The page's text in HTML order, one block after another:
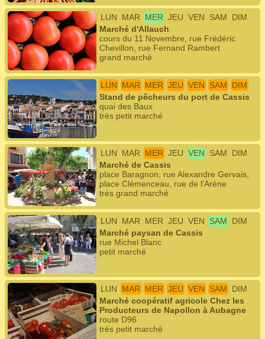
LUN MAR MER JEU VEN SAM
DIM
Marché d'Allauch
cours du 11 Novembre, rue Frédéric
Chevillon, rue Fernand Rambert
grand marché
LUN MAR MER JEU VEN SAM
DIM
Stand de pêcheurs du port de Cassis
quai des Baux
très petit marché
LUN MAR MER JEU VEN SAM
DIM
Marché de Cassis
place Baragnon, rue Alexandre Gervais,
place Clémenceau, rue de l'Arène
très grand marché
LUN MAR MER JEU VEN SAM
DIM
Marché paysan de Cassis
rue Michel Blanc
petit marché
LUN MAR MER JEU VEN SAM
DIM
Marché coopératif agricole Chez les
Producteurs de Napollon à Aubagne
route D96
très petit marché